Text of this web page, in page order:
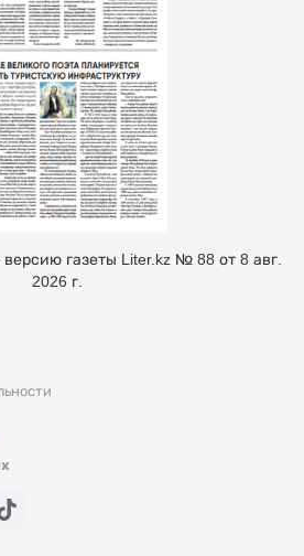
газеты Liter.kz № 88 от 8 авг.
2026 г.